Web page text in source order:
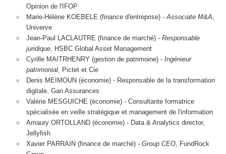
Opinion de l'IFOP
Marie-Hélène KOEBELE (finance d'entreprise) -Associate M&A,
Univerve
Jean-Paul LACLAUTRE (finance de marché) - Responsable
juridique, HSBC Global Asset Management
Cyrille MAITRHENRY (gestion de patrimoine) - Ingénieur
patrimonial, Pictet et Cie
Denis MEIMOUN (économie) - Responsable de la transformation
digitale, Gan Assurances
Valérie MESGUICHE (économie) - Consultante formatrice
spécialisée en veille stratégique et management de l'information
Amaury ORTOLLAND (économie) - Data & Analytics director,
Jellyfish
Xavier PARRAIN (finance de marché) - Group CEO, FundRock